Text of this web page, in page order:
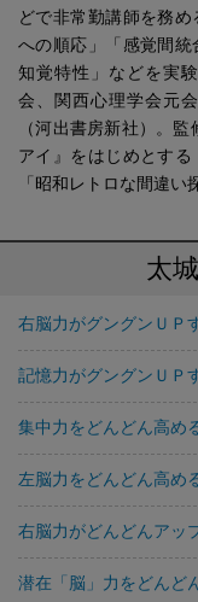
どで非常勤講師を務
への順応」「感覚間
知覚特性」などを実
会、関西心理学会元
（河出書房新社）。
アイ』をはじめとする
「昭和レトロな間違い
太
右脳力がグングンＵＰ
記憶力がグングンＵＰ
集中力をどんどん高め
左脳力をどんどん高め
右脳力がどんどんアッ
潜在「脳」力をどんど